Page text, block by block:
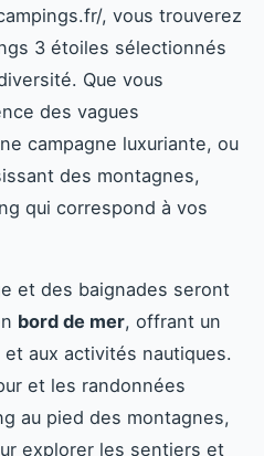
, vous trouverez
3 étoiles sélectionnés
Que vous
des vagues
campagne luxuriante, ou
des montagnes,
qui correspond à vos
et des baignades seront
bord de mer, offrant un
aux activités nautiques.
et les randonnées
au pied des montagnes,
explorer les sentiers et